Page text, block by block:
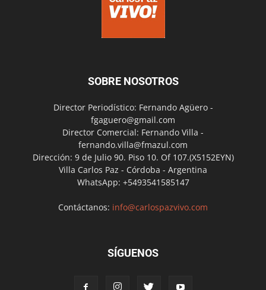
SOBRE NOSOTROS
Director Periodístico: Fernando Agüero -
fgaguero@gmail.com
Director Comercial: Fernando Villa -
fernando.villa@fmazul.com
Dirección: 9 de Julio 90. Piso 10. Of 107.(X5152EYN)
Villa Carlos Paz - Córdoba - Argentina
WhatsApp: +5493541585147
Contáctanos: info@carlospazvivo.com
SÍGUENOS